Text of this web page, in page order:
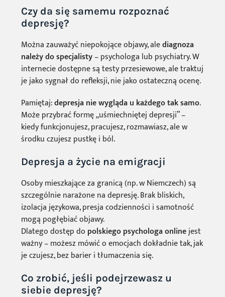
Czy da się samemu rozpoznać
depresję?
Można zauważyć niepokojące objawy, alediagnoza
należy do specjalisty– psychologa lub psychiatry. W
internecie dostępne są testy przesiewowe, ale traktuj
je jako sygnał do refleksji, nie jako ostateczną ocenę.
Pamiętaj:depresja nie wygląda u każdego tak samo.
Może przybrać formę „uśmiechniętej depresji” –
kiedy funkcjonujesz, pracujesz, rozmawiasz, ale w
środku czujesz pustkę i ból.
Depresja a życie na emigracji
Osoby mieszkające za granicą (np. w Niemczech) są
szczególnie narażone na depresję. Brak bliskich,
izolacja językowa, presja codzienności i samotność
mogą pogłębiać objawy.
Dlatego dostęp do polskiego psychologa onlinejest
ważny – możesz mówić o emocjach dokładnie tak, jak
je czujesz, bez barier i tłumaczenia się.
Co zrobić, jeśli podejrzewasz u
siebie depresję?